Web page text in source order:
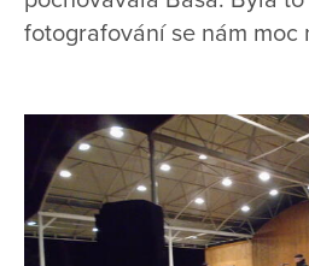
fotografování se nám moc